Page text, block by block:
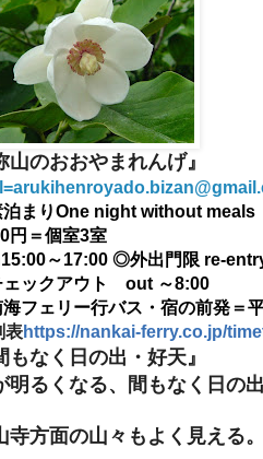
山のおおやまれんげ』
まりOne night without
円＝個室3室
～17:00 ◎外出門限 re-
ックアウト out ～8:00
フェリー行バス・宿の前発＝
表https://nankai-ferry.co.jp/
もなく日の出・好天』
明るくなる、間もなく日の出
寺方面の山々もよく見える。